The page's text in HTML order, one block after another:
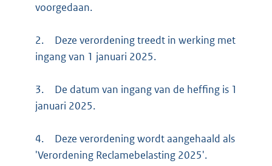
voorgedaan.
2.
Deze verordening treedt in werking met
ingang van 1 januari 2025.
3.
De datum van ingang van de heffing is 1
januari 2025.
4.
Deze verordening wordt aangehaald als
'Verordening Reclamebelasting 2025'.